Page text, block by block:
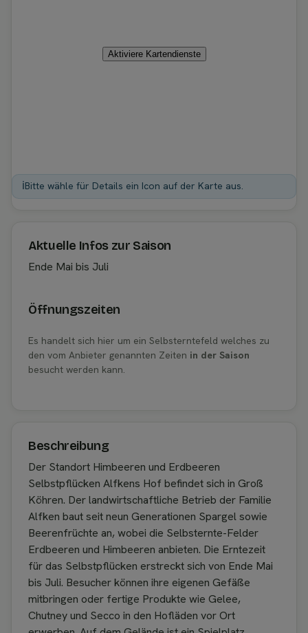
Aktiviere Kartendienste
ℹ️Bitte wähle für Details ein Icon auf der Karte aus.
Aktuelle Infos zur Saison
Ende Mai bis Juli
Öffnungszeiten
Es handelt sich hier um ein Selbsterntefeld welches zu
den vom Anbieter genannten Zeiten in der Saison
besucht werden kann.
Beschreibung
Der Standort Himbeeren und Erdbeeren
Selbstpflücken Alfkens Hof befindet sich in Groß
Köhren. Der landwirtschaftliche Betrieb der Familie
Alfken baut seit neun Generationen Spargel sowie
Beerenfrüchte an, wobei die Selbsternte-Felder
Erdbeeren und Himbeeren anbieten. Die Erntezeit
für das Selbstpflücken erstreckt sich von Ende Mai
bis Juli. Besucher können ihre eigenen Gefäße
mitbringen oder fertige Produkte wie Gelee,
Chutney und Secco in den Hofläden vor Ort